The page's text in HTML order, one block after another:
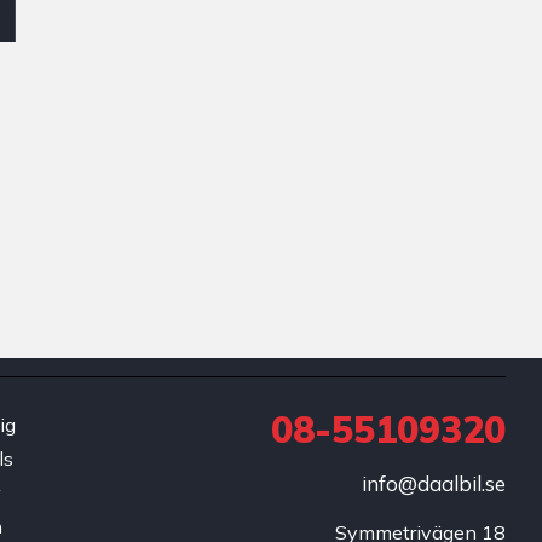
08-55109320
info@daalbil.se
Symmetrivägen 18